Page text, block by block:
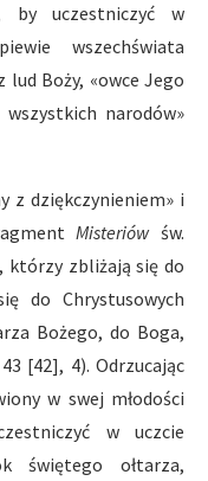
by uczestniczyć w
wszechświata
Boży, «owce Jego
wszystkich narodów»
z dziękczynieniem» i
Misteriówśw.
którzy zbliżają się do
do Chrystusowych
Bożego, do Boga,
[42], 4). Odrzucając
w swej młodości
w uczcie
świętego ołtarza,